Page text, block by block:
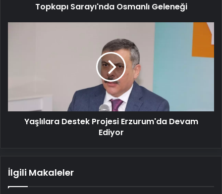
Topkapı Sarayı'nda Osmanlı Geleneği
Yaşlılara Destek Projesi Erzurum'da Devam
Ediyor
İlgili Makaleler